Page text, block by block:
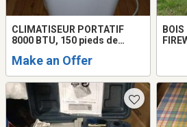
CLIMATISEUR PORTATIF
8000 BTU, 150 pieds de
Make an Offer